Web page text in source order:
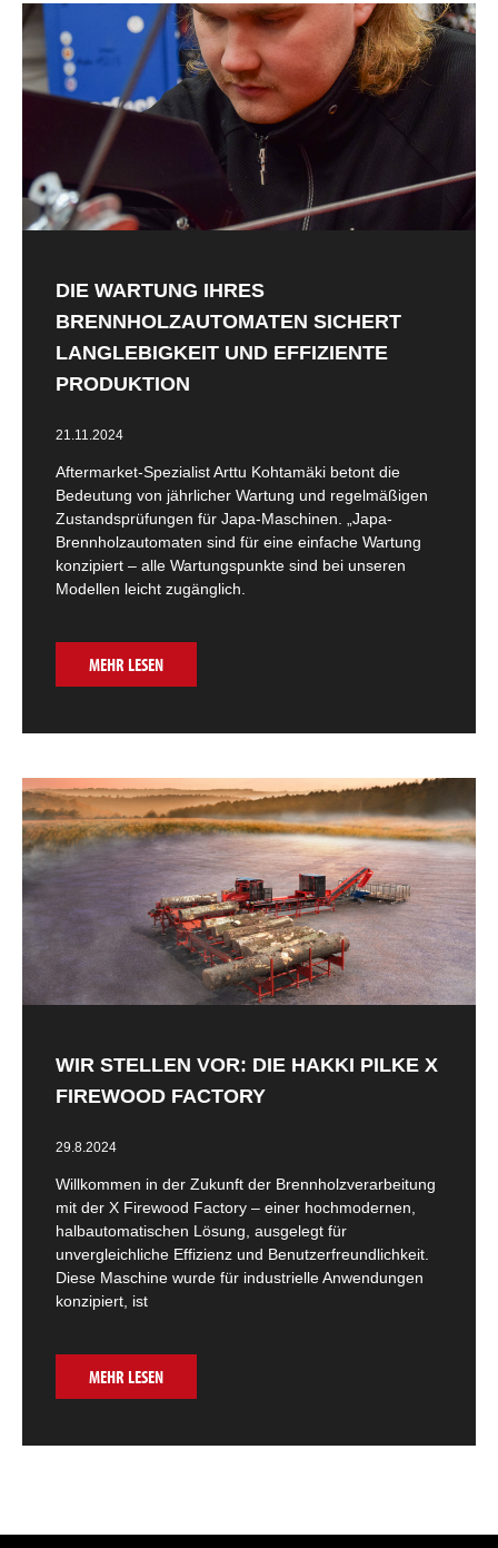
DIE WARTUNG IHRES
BRENNHOLZAUTOMATEN SICHERT
LANGLEBIGKEIT UND EFFIZIENTE
PRODUKTION
21.11.2024
Aftermarket-Spezialist Arttu Kohtamäki betont die
Bedeutung von jährlicher Wartung und regelmäßigen
Zustandsprüfungen für Japa-Maschinen. „Japa-
Brennholzautomaten sind für eine einfache Wartung
konzipiert – alle Wartungspunkte sind bei unseren
Modellen leicht zugänglich.
MEHR LESEN
WIR STELLEN VOR: DIE HAKKI PILKE X
FIREWOOD FACTORY
29.8.2024
Willkommen in der Zukunft der Brennholzverarbeitung
mit der X Firewood Factory – einer hochmodernen,
halbautomatischen Lösung, ausgelegt für
unvergleichliche Effizienz und Benutzerfreundlichkeit.
Diese Maschine wurde für industrielle Anwendungen
konzipiert, ist
MEHR LESEN